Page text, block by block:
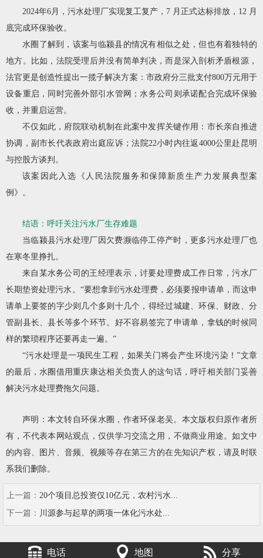
2024年6月，污水处理厂实现复工复产，7 月正式达标排放，12 月
底完成环保验收。
水圈了解到， 该案与临颍县的情况有相似之处，但也有着独特的
地方。
比如，法院受理后并没有简单判决，而是深入剖析矛盾根源，
法官更是创造性提出一揽子解决方案：市政府分三批支付800万元用于
设备重启，同时完善外部引水管网；水务公司则承诺配合完成环保验
收，并重启运营。
不仅如此，府院联动机制在此案中发挥关键作用：市长亲自推进
协调，副市长代表政府出庭应诉；法院22小时内往返4000公里赴昆明
与控股方谈判。
该案因此入选《人民法院服务和保障新质生产力发展典型案
例》。
结语：呼吁关注污水厂生存难题
当临颍县污水处理厂因欠费濒临停工停产时，更多污水处理厂也
在寒冬里挣扎。
来自某水务公司的王经理表示，讨要处理费成工作日常，污水厂
长期垫资处理污水。 “要想拿到污水处理费，必须要报申请单，而这申
请单上要签的字少则几个多则十几个，得经过城建、环保、财政、分
管副县长、县长等多个环节。好不容易签完了申请单，拿钱的时候同
样的繁琐程序还要再走一遍。”
“污水处理是一项民生工程，如果关门将会产生环境污染！”文章
的最后，水圈借用重庆康达相关负责人的这句话，呼吁相关部门妥善
解决污水处理费拖欠问题。
声明：本文转自环保水圈，作者环保老吴。本文版权归原作者所
有，不代表本网站观点，仅供学习交流之用，不做商业用途。如文中
的内容、图片、音频、视频等存在第三方的在先知识产权，请及时联
系我们删除。
上一篇： 20个项目总投资仅10亿元，农村污水...
下一篇： 川源参与起草的两项一体化污水处...
电话 地图 分享